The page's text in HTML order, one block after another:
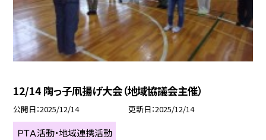
12/14 陶っ子凧揚げ大会（地域協議会主催）
公開日 2025/12/14 更新日 2025/12/14
ＰＴＡ活動・地域連携活動